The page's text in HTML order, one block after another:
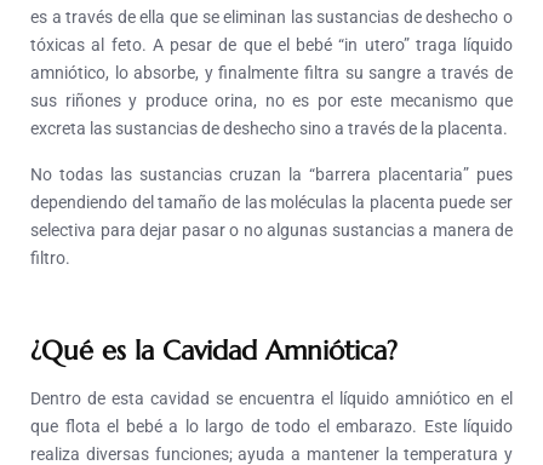
es a través de ella que se eliminan las sustancias de deshecho o
tóxicas al feto. A pesar de que el bebé “in utero” traga líquido
amniótico, lo absorbe, y finalmente filtra su sangre a través de
sus riñones y produce orina, no es por este mecanismo que
excreta las sustancias de deshecho sino a través de la placenta.
No todas las sustancias cruzan la “barrera placentaria” pues
dependiendo del tamaño de las moléculas la placenta puede ser
selectiva para dejar pasar o no algunas sustancias a manera de
filtro.
¿Qué es la Cavidad Amniótica?
Dentro de esta cavidad se encuentra el líquido amniótico en el
que flota el bebé a lo largo de todo el embarazo. Este líquido
realiza diversas funciones; ayuda a mantener la temperatura y